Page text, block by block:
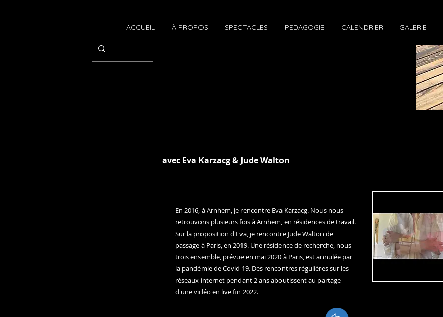
ACCUEIL À PROPOS SPECTACLES PEDAGOGIE CALENDRIER GALERIE
avec Eva Karzacg & Jude Walton
En 2016,à Arnhem, je rencontre Eva Karzacg. Nous nous
retrouvons plusieurs fois à Arnhem, en résidences de travail.
Sur la proposition d'Eva, je rencontre Jude Walton de
passage à Paris, en 2019. Une résidence de recherche, nous
trois ensemble, prévue en mai 2020 à Paris, est annulée par
la pandémie de Covid 19. Des rencontres régulières sur les
réseaux internet pendant 2 ans aboutissent au partage
d'une vidéo en live fin 2022.